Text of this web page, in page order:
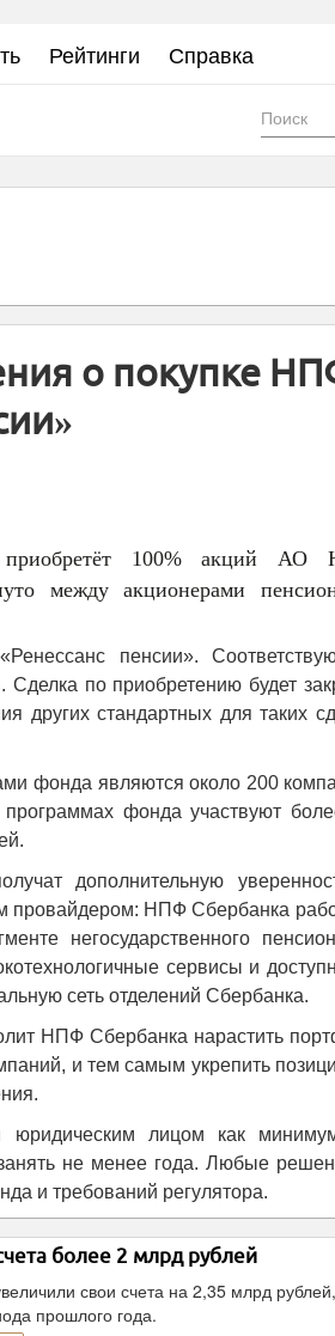
Рейтинги Справка
о покупке
100% акций АО
между акционерами
пенсии».
по приобретению будет
других стандартных для таких
фонда являются около 200
фонда участвуют
дополнительную
провайдером: НПФ Сбербанка
негосударственного
сервисы и
сеть отделений Сбербанка.
НПФ Сбербанка нарастить
и тем самым укрепить
юридическим лицом как
не менее года. Любые
и требований регулятора.
более 2 млрд рублей
свои счета на 2,35 млрд
прошлого года.